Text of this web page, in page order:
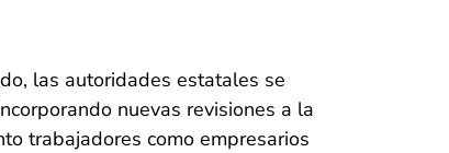
las autoridades estatales se
nuevas revisiones a la
trabajadores como empresarios